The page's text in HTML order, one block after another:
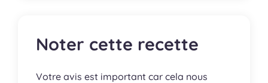
Noter cette recette
Votre avis est important car cela nous